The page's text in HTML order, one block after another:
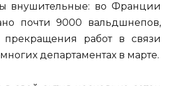
внушительные: во Франции
почти 9000 вальдшнепов,
работ в связи
департаментах в марте.